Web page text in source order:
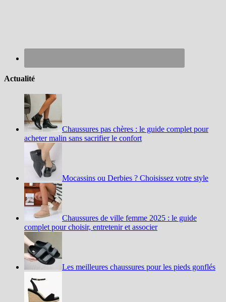
Actualité
Chaussures pas chères : le guide complet pour
acheter malin sans sacrifier le confort
Mocassins ou Derbies ? Choisissez votre style
Chaussures de ville femme 2025 : le guide
complet pour choisir, entretenir et associer
Les meilleures chaussures pour les pieds gonflés